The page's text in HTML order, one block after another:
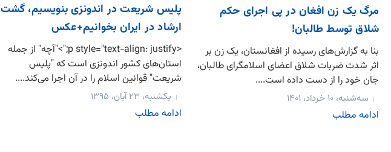
مرگ یک زن افغان در پی اجرای حکم
شلاق توسط طالبان!
بنا به گزارش‌های رسیده از افغانستان، یک زن بر
اثر شدت ضربات شلاق اعضای اسلامگرای طالبان،
جان خود را از دست داده است....
سه‌شنبه، ۱۰ خرداد، ۱۴۰۱
ادامه مطلب
پلیس شریعت در اندونزی بنویسیم، گشت
ارشاد در ایران بخوانیم+عکس
<p style="text-align: justify;">"آچه" از جمله
استان‌های کشور اندونزی است که "پلیس
شریعت" قوانین اسلام را در آن اجرا می‌کند....
یکشنبه، ۲۳ آبان، ۱۳۹۵
ادامه مطلب